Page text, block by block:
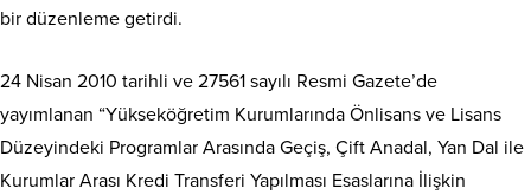
bir düzenleme getirdi.
24 Nisan 2010 tarihli ve 27561 sayılı Resmi Gazete’de
yayımlanan “Yükseköğretim Kurumlarında Önlisans ve Lisans
Düzeyindeki Programlar Arasında Geçiş, Çift Anadal, Yan Dal ile
Kurumlar Arası Kredi Transferi Yapılması Esaslarına İlişkin